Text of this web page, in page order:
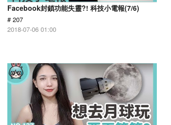
Facebook封鎖功能失靈?! 科技小電報(7/6)
# 207
2018-07-06 01:00